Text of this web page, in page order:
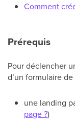
Comment
Prérequis
Pour déclencher
d’un formulaire
une landing
page ?)